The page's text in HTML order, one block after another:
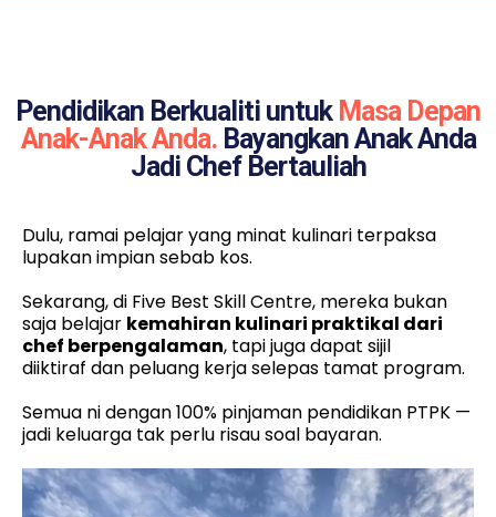
Pendidikan Berkualiti untuk Masa Depan
Anak-Anak Anda. Bayangkan Anak Anda
Jadi Chef Bertauliah
Dulu, ramai pelajar yang minat kulinari terpaksa
lupakan impian sebab kos.
Sekarang, di Five Best Skill Centre, mereka bukan
saja belajar kemahiran kulinari praktikal dari
chef berpengalaman, tapi juga dapat sijil
diiktiraf dan peluang kerja selepas tamat program.
Semua ni dengan 100% pinjaman pendidikan PTPK —
jadi keluarga tak perlu risau soal bayaran.